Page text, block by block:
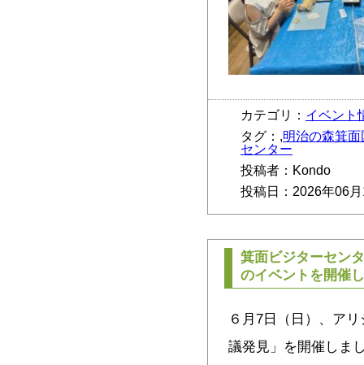
カテゴリ： イベント
タグ：,明治の森箕
センター
投稿者：Kondo
投稿日：2026年06
箕面ビジターセン
のイベントを開催
６月7日（日）、ア
議発見」を開催しま